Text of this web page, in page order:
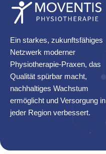
Ein starkes, zukunftsfähiges
Netzwerk moderner
Physiotherapie-Praxen, das
Qualität spürbar macht,
nachhaltiges Wachstum
ermöglicht und Versorgung in
jeder Region verbessert.